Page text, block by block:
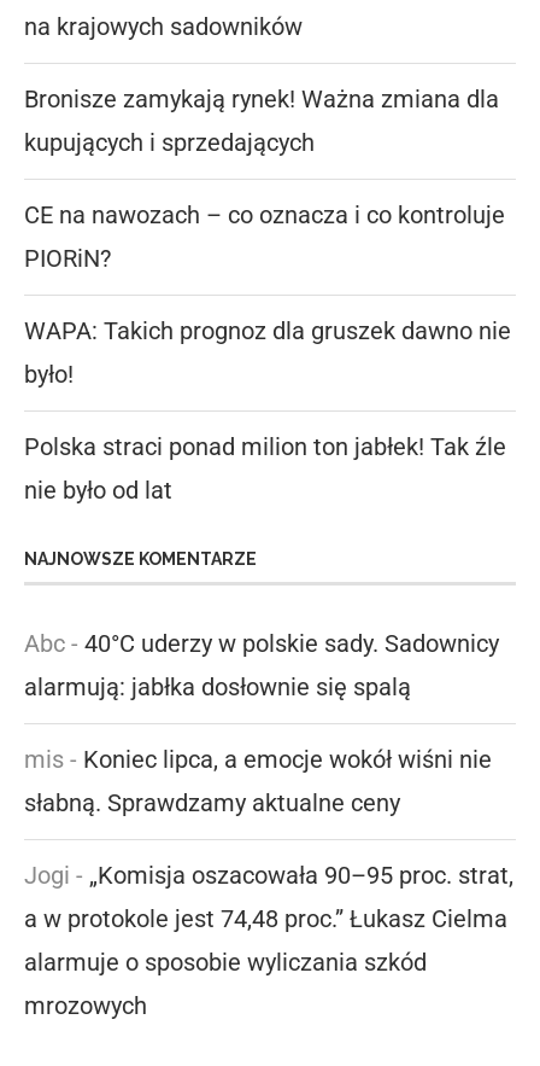
na krajowych sadowników
Bronisze zamykają rynek! Ważna zmiana dla
kupujących i sprzedających
CE na nawozach – co oznacza i co kontroluje
PIORiN?
WAPA: Takich prognoz dla gruszek dawno nie
było!
Polska straci ponad milion ton jabłek! Tak źle
nie było od lat
NAJNOWSZE KOMENTARZE
Abc - 40°C uderzy w polskie sady. Sadownicy
alarmują: jabłka dosłownie się spalą
mis - Koniec lipca, a emocje wokół wiśni nie
słabną. Sprawdzamy aktualne ceny
Jogi - „Komisja oszacowała 90–95 proc. strat,
a w protokole jest 74,48 proc.” Łukasz Cielma
alarmuje o sposobie wyliczania szkód
mrozowych